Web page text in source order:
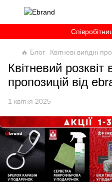
🔥 Блог Квітневі вигідні
Квітневий розквіт
пропозицій від
1 квітня 2025